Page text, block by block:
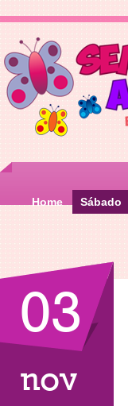
Home Sábado
03
nov